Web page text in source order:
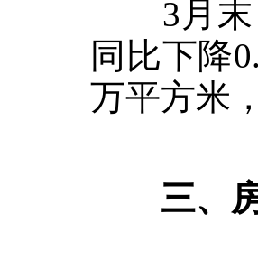
3 月
同比下降
万平方米
三、房